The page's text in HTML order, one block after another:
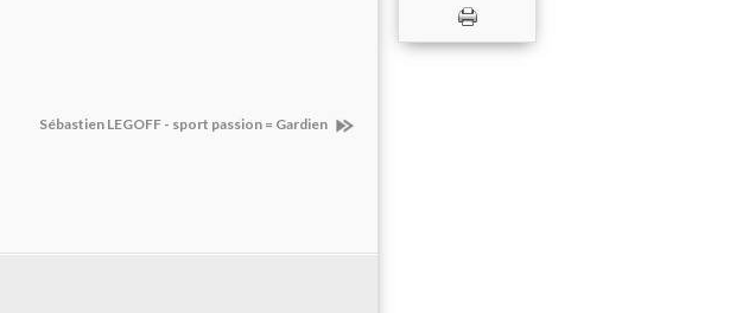
Sébastien LEGOFF - sport passion = Gardien